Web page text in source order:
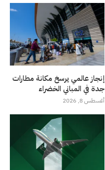
إنجاز عالمي يرسخ مكانة مطارات
جدة في المباني الخضراء
أغسطس 8, 2026